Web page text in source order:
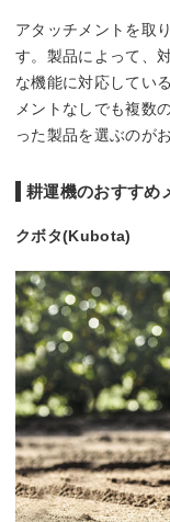
アタッチメントを取
す。製品によって、
な機能に対応してい
メントなしでも複数
った製品を選ぶのが
耕運機のおすすめ
クボタ(Kubota)